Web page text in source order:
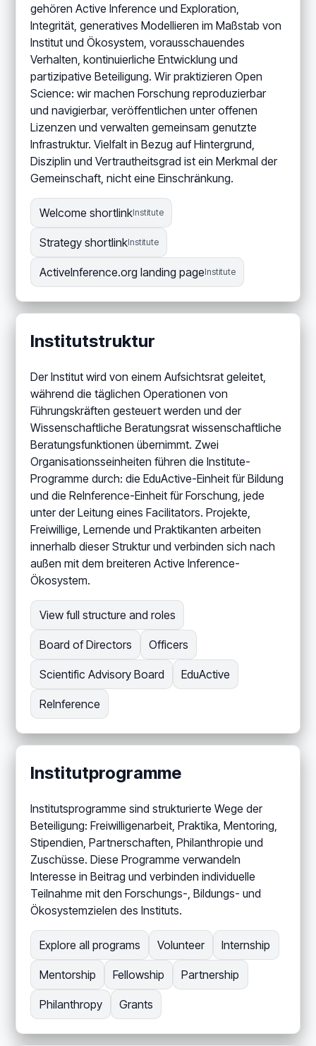
gehören Active Inference und Exploration,
Integrität, generatives Modellieren im Maßstab von
Institut und Ökosystem, vorausschauendes
Verhalten, kontinuierliche Entwicklung und
partizipative Beteiligung. Wir praktizieren Open
Science: wir machen Forschung reproduzierbar
und navigierbar, veröffentlichen unter offenen
Lizenzen und verwalten gemeinsam genutzte
Infrastruktur. Vielfalt in Bezug auf Hintergrund,
Disziplin und Vertrautheitsgrad ist ein Merkmal der
Gemeinschaft, nicht eine Einschränkung.
Welcome shortlinkInstitute
Strategy shortlinkInstitute
ActiveInference.org landing pageInstitute
Institutstruktur
Der Institut wird von einem Aufsichtsrat geleitet,
während die täglichen Operationen von
Führungskräften gesteuert werden und der
Wissenschaftliche Beratungsrat wissenschaftliche
Beratungsfunktionen übernimmt. Zwei
Organisationsseinheiten führen die Institute-
Programme durch: die EduActive-Einheit für Bildung
und die ReInference-Einheit für Forschung, jede
unter der Leitung eines Facilitators. Projekte,
Freiwillige, Lernende und Praktikanten arbeiten
innerhalb dieser Struktur und verbinden sich nach
außen mit dem breiteren Active Inference-
Ökosystem.
View full structure and roles
Board of Directors Officers
Scientific Advisory Board EduActive
ReInference
Institutprogramme
Institutsprogramme sind strukturierte Wege der
Beteiligung: Freiwilligenarbeit, Praktika, Mentoring,
Stipendien, Partnerschaften, Philanthropie und
Zuschüsse. Diese Programme verwandeln
Interesse in Beitrag und verbinden individuelle
Teilnahme mit den Forschungs-, Bildungs- und
Ökosystemzielen des Instituts.
Explore all programs Volunteer Internship
Mentorship Fellowship Partnership
Philanthropy Grants